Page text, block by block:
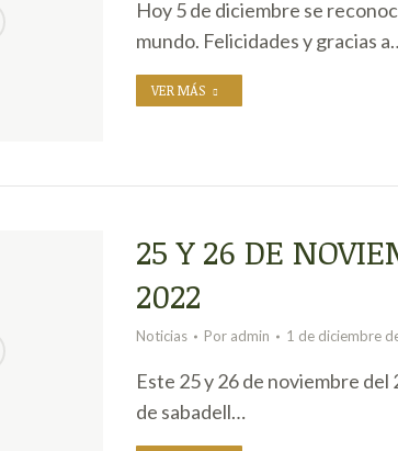
Hoy 5 de diciembre se
mundo. Felicidades y gracias
VER MÁS
25 Y 26 DE
2022
Noticias Por admin 1 de diciembre
Este 25 y 26 de noviembre
de sabadell…